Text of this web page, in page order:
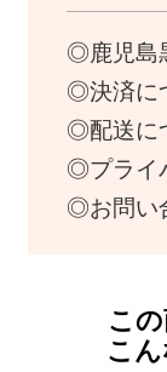
鹿児島
決済に
配送に
プライ
お問い
こ
こ